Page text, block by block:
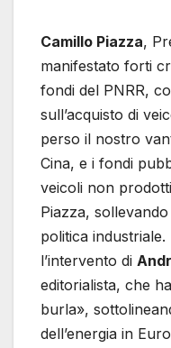
Camillo Piazza,
manifestato forti
fondi del PNRR,
sull’acquisto di
perso il nostro
Cina, e i fondi
veicoli non
Piazza,
politica
l’intervento di
editorialista, che
burla»,
dell’energia in